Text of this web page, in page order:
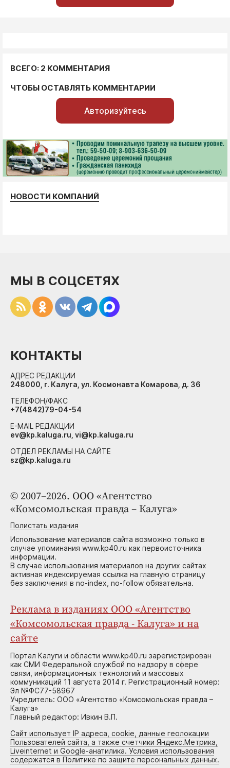
ВСЕГО: 2 КОММЕНТАРИЯ
ЧТОБЫ ОСТАВЛЯТЬ КОММЕНТАРИИ
Авторизуйтесь
НОВОСТИ КОМПАНИЙ
© 2007–2026. ООО «Агентство
«Комсомольская правда – Калуга»
Полистать издания
Использование материалов сайта возможно только в
случае упоминания www.kp40.ru как первоисточника
информации.
В случае использования материалов на других сайтах
активная индексируемая ссылка на главную страницу
без заключения в no-index, no-follow обязательна.
Реклама в изданиях ООО «Агентство
«Комсомольская правда - Калуга» и на
сайте
Портал Калуги и области www.kp40.ru зарегистрирован
как СМИ Федеральной службой по надзору в сфере
связи, информационных технологий и массовых
коммуникаций 11 августа 2014 г. Регистрационный номер:
Эл №ФС77-58967
Учредитель: ООО «Агентство «Комсомольская правда –
Калуга»
Главный редактор: Ивкин В.П.
Сайт использует IP адреса, cookie, данные геолокации
Пользователей сайта, а также счетчики Яндекс.Метрика,
Liveinternet и Google-анатилика. Условия использования
содержатся в Политике по защите персональных данных.
МЫ В СОЦСЕТЯХ
КОНТАКТЫ
АДРЕС РЕДАКЦИИ
248000, г. Калуга, ул. Космонавта Комарова, д. 36
ТЕЛЕФОН/ФАКС
+7(4842)79-04-54
E-MAIL РЕДАКЦИИ
ev@kp.kaluga.ru, vi@kp.kaluga.ru
ОТДЕЛ РЕКЛАМЫ НА САЙТЕ
sz@kp.kaluga.ru